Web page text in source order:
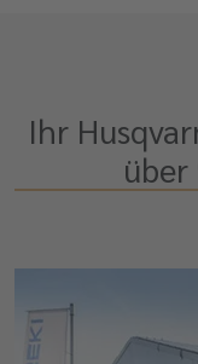
Ihr